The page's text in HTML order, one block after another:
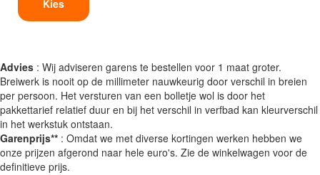
Kies
Advies : Wij adviseren garens te bestellen voor 1 maat groter.
Breiwerk is nooit op de millimeter nauwkeurig door verschil in breien
per persoon. Het versturen van een bolletje wol is door het
pakkettarief relatief duur en bij het verschil in verfbad kan kleurverschil
in het werkstuk ontstaan.
Garenprijs** : Omdat we met diverse kortingen werken hebben we
onze prijzen afgerond naar hele euro's. Zie de winkelwagen voor de
definitieve prijs.